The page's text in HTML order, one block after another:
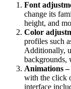
Font
change its
height, and
Color
profiles such
Additionally,
backgrounds,
Animations –
with the click
interface